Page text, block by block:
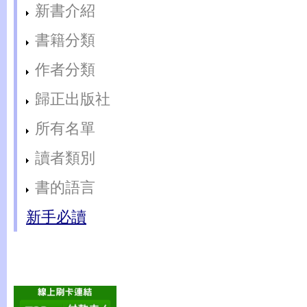
新書介紹
書籍分類
作者分類
歸正出版社
所有名單
讀者類別
書的語言
新手必讀